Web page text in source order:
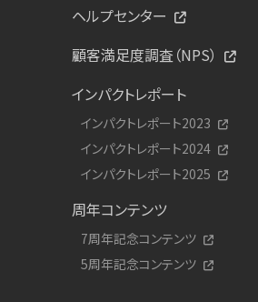
ヘルプセンター
顧客満足度調査（NPS）
インパクトレポート
インパクトレポート2023
インパクトレポート2024
インパクトレポート2025
周年コンテンツ
7周年記念コンテンツ
5周年記念コンテンツ